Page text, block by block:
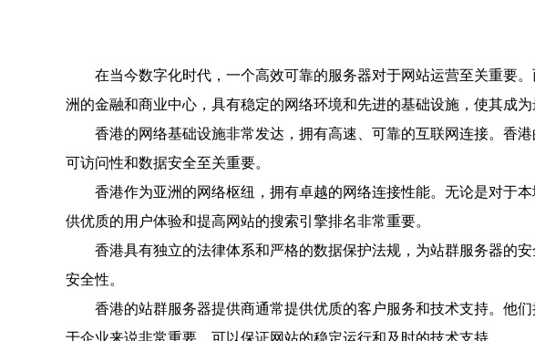
在当今数字化时代，一个高效可靠的服务器对于网站运营至关重要
洲的金融和商业中心，具有稳定的网络环境和先进的基础设施，使其成为
香港的网络基础设施非常发达，拥有高速、可靠的互联网连接。香
可访问性和数据安全至关重要。
香港作为亚洲的网络枢纽，拥有卓越的网络连接性能。无论是对于
供优质的用户体验和提高网站的搜索引擎排名非常重要。
香港具有独立的法律体系和严格的数据保护法规，为站群服务器的
安全性。
香港的站群服务器提供商通常提供优质的客户服务和技术支持。他
于企业来说非常重要，可以保证网站的稳定运行和及时的技术支持。